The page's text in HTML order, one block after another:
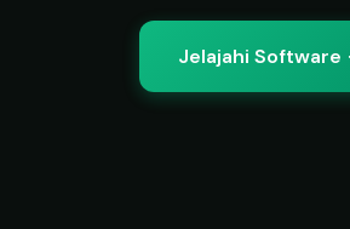
Jelajahi Software